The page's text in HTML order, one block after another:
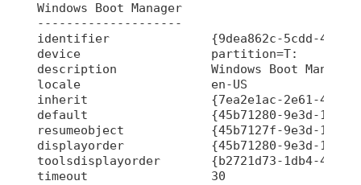
Windows Boot Manager
--------------------
identifier              {9dea862c-5cdd-4e70-
device                  partition=T:
description             Windows Boot Manager
locale                  en-US
inherit                 {7ea2e1ac-2e61-4728-
default                 {45b71280-9e3d-11e1-
resumeobject            {45b7127f-9e3d-11e1-
displayorder            {45b71280-9e3d-11e1-
toolsdisplayorder       {b2721d73-1db4-4c62-
timeout                 30